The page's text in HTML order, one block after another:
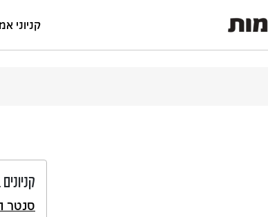
קניוני
סנטר